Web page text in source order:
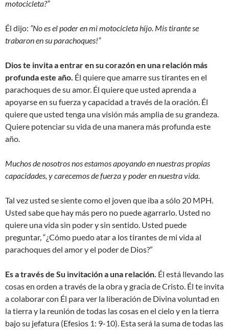
motocicleta?”
Él dijo: “No es el poder en mi motocicleta hijo. Mis tirante se
trabaron en su parachoques!”
Dios te invita a entrar en su corazón en una relación más
profunda este año. Él quiere que amarre sus tirantes en el
parachoques de su amor. Él quiere que usted aprenda a
apoyarse en su fuerza y capacidad a través de la oración. Él
quiere que usted tenga una visión más amplia de su grandeza.
Quiere potenciar su vida de una manera más profunda este
año.
Muchos de nosotros nos estamos apoyando en nuestras propias
capacidades, y carecemos de fuerza y poder en nuestra vida.
Tal vez usted se siente como el joven que iba a sólo 20 MPH.
Usted sabe que hay más pero no puede agarrarlo. Usted no
quiere una vida sin poder y sin sentido. Usted puede
preguntar, “¿Cómo puedo atar a los tirantes de mi vida al
parachoques del amor y el poder de Dios?”
Es a través de Su invitación a una relación. Él está llevando las
cosas en orden a través de la obra y gracia de Cristo. Él te invita
a colaborar con Él para ver la liberación de Divina voluntad en
la tierra y la reunión de todas las cosas en el cielo y en la tierra
bajo su jefatura (Efesios 1: 9-10). Esta será la suma de todas las